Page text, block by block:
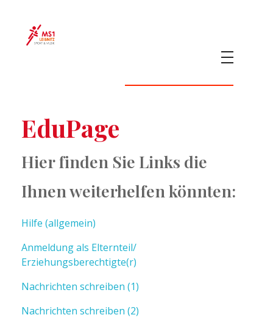
EduPage
Hier finden Sie Links die
Ihnen weiterhelfen könnten:
Hilfe (allgemein)
Anmeldung als Elternteil/
Erziehungsberechtigte(r)
Nachrichten schreiben (1)
Nachrichten schreiben (2)